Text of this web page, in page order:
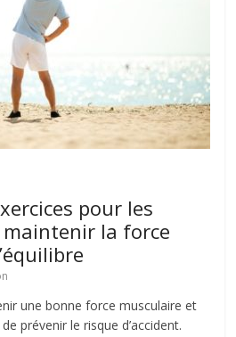
pour les
la force
une bonne force musculaire et
prévenir le risque d’accident.